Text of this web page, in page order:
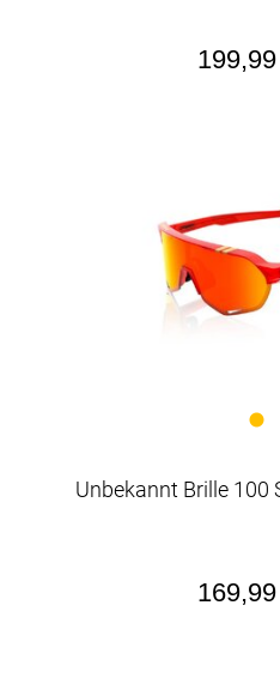
Unbekannt Brille 100